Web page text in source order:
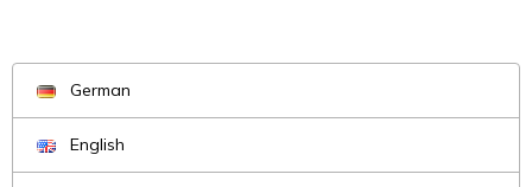
German
English